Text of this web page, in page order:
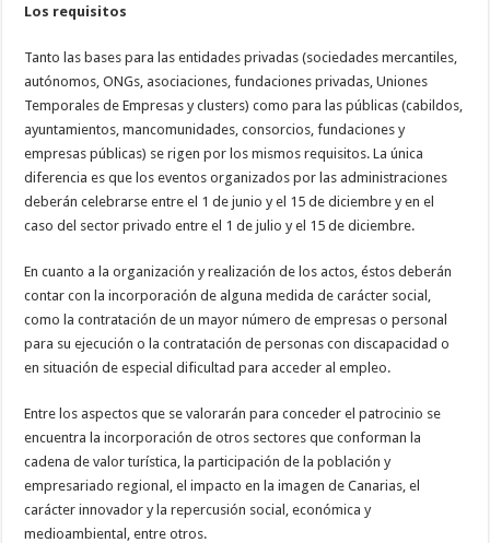
Los requisitos
Tanto las bases para las entidades privadas (sociedades mercantiles,
autónomos, ONGs, asociaciones, fundaciones privadas, Uniones
Temporales de Empresas y clusters) como para las públicas (cabildos,
ayuntamientos, mancomunidades, consorcios, fundaciones y
empresas públicas) se rigen por los mismos requisitos. La única
diferencia es que los eventos organizados por las administraciones
deberán celebrarse entre el 1 de junio y el 15 de diciembre y en el
caso del sector privado entre el 1 de julio y el 15 de diciembre.
En cuanto a la organización y realización de los actos, éstos deberán
contar con la incorporación de alguna medida de carácter social,
como la contratación de un mayor número de empresas o personal
para su ejecución o la contratación de personas con discapacidad o
en situación de especial dificultad para acceder al empleo.
Entre los aspectos que se valorarán para conceder el patrocinio se
encuentra la incorporación de otros sectores que conforman la
cadena de valor turística, la participación de la población y
empresariado regional, el impacto en la imagen de Canarias, el
carácter innovador y la repercusión social, económica y
medioambiental, entre otros.